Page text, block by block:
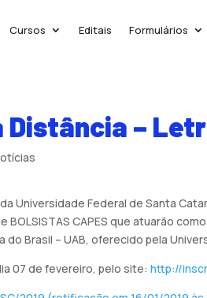
Cursos Editais Formulários
–
Universidade Federal de Santa
CAPES que atuarão como
Brasil – UAB, oferecido pela
07 de fevereiro, pelo site:http://